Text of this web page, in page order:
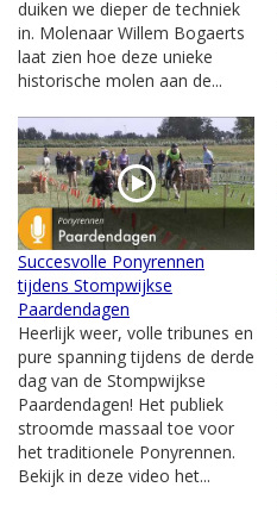
duiken we dieper de techniek
in. Molenaar Willem Bogaerts
laat zien hoe deze unieke
historische molen aan de...
Succesvolle Ponyrennen
tijdens Stompwijkse
Paardendagen
Heerlijk weer, volle tribunes en
pure spanning tijdens de derde
dag van de Stompwijkse
Paardendagen! Het publiek
stroomde massaal toe voor
het traditionele Ponyrennen.
Bekijk in deze video het...